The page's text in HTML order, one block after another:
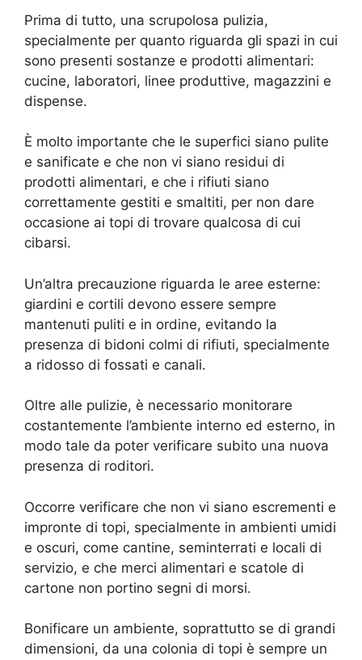
Prima di tutto, una scrupolosa pulizia,
specialmente per quanto riguarda gli spazi in cui
sono presenti sostanze e prodotti alimentari:
cucine, laboratori, linee produttive, magazzini e
dispense.
È molto importante che le superfici siano pulite
e sanificate e che non vi siano residui di
prodotti alimentari, e che i rifiuti siano
correttamente gestiti e smaltiti, per non dare
occasione ai topi di trovare qualcosa di cui
cibarsi.
Un’altra precauzione riguarda le aree esterne:
giardini e cortili devono essere sempre
mantenuti puliti e in ordine, evitando la
presenza di bidoni colmi di rifiuti, specialmente
a ridosso di fossati e canali.
Oltre alle pulizie, è necessario monitorare
costantemente l’ambiente interno ed esterno, in
modo tale da poter verificare subito una nuova
presenza di roditori.
Occorre verificare che non vi siano escrementi e
impronte di topi, specialmente in ambienti umidi
e oscuri, come cantine, seminterrati e locali di
servizio, e che merci alimentari e scatole di
cartone non portino segni di morsi.
Bonificare un ambiente, soprattutto se di grandi
dimensioni, da una colonia di topi è sempre un